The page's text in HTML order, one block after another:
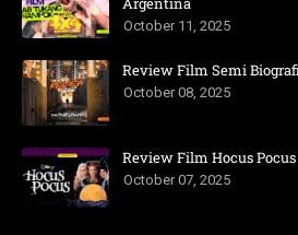
October 11, 2025
Review Film Semi
October 08, 2025
Review Film Hocus Pocus
October 07, 2025